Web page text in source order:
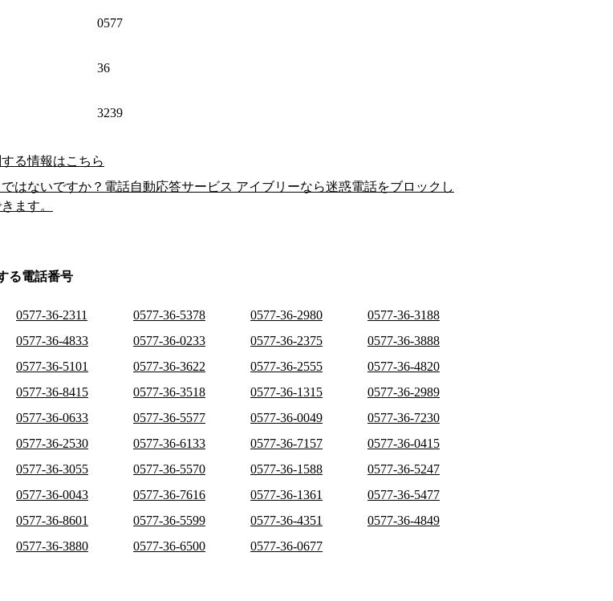
0577
36
3239
る情報はこちら
はないですか？電話自動応答サービス アイブリーなら迷惑電話をブロックし
ます。
る電話番号
0577-36-2311 0577-36-5378 0577-36-2980
0577-36-3188
0577-36-4833 0577-36-0233 0577-36-2375
0577-36-3888
0577-36-5101 0577-36-3622 0577-36-2555
0577-36-4820
0577-36-8415 0577-36-3518 0577-36-1315
0577-36-2989
0577-36-0633 0577-36-5577 0577-36-0049
0577-36-7230
0577-36-2530 0577-36-6133 0577-36-7157
0577-36-0415
0577-36-3055 0577-36-5570 0577-36-1588
0577-36-5247
0577-36-0043 0577-36-7616 0577-36-1361
0577-36-5477
0577-36-8601 0577-36-5599 0577-36-4351
0577-36-4849
0577-36-3880 0577-36-6500 0577-36-0677